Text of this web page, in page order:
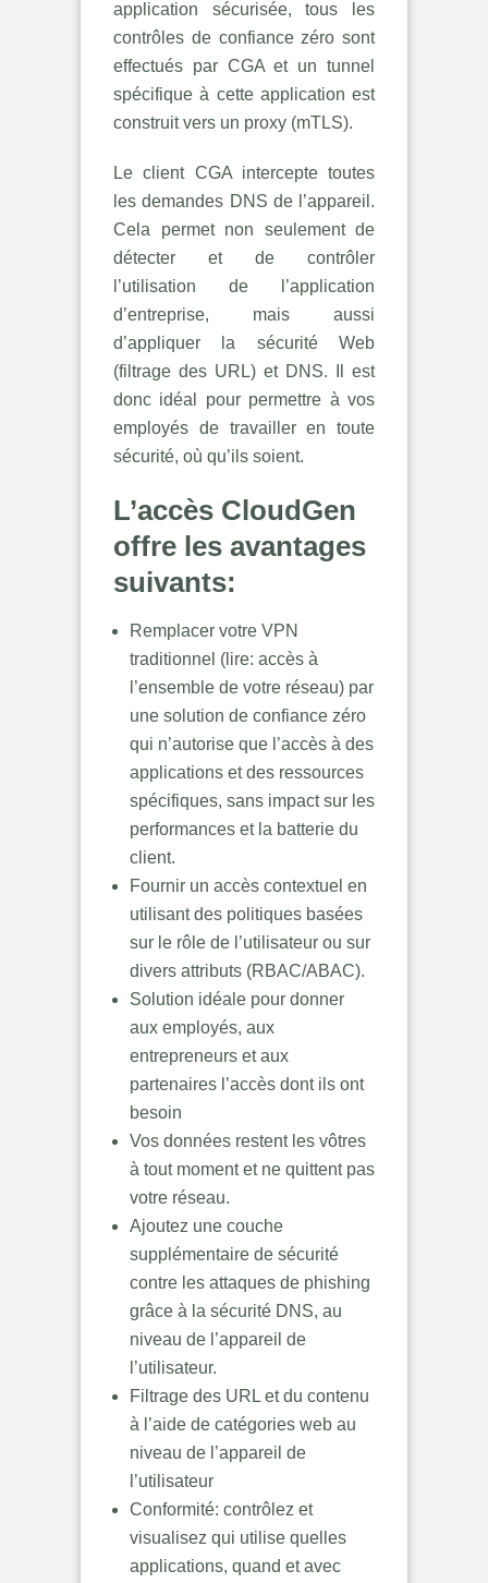
application sécurisée, tous les
contrôles de confiance zéro sont
effectués par CGA et un tunnel
spécifique à cette application est
construit vers un proxy (mTLS).
Le client CGA intercepte toutes
les demandes DNS de l’appareil.
Cela permet non seulement de
détecter et de contrôler
l’utilisation de l’application
d’entreprise, mais aussi
d’appliquer la sécurité Web
(filtrage des URL) et DNS. Il est
donc idéal pour permettre à vos
employés de travailler en toute
sécurité, où qu’ils soient.
L’accès CloudGen
offre les avantages
suivants:
Remplacer votre VPN
traditionnel (lire: accès à
l’ensemble de votre réseau) par
une solution de confiance zéro
qui n’autorise que l’accès à des
applications et des ressources
spécifiques, sans impact sur les
performances et la batterie du
client.
Fournir un accès contextuel en
utilisant des politiques basées
sur le rôle de l’utilisateur ou sur
divers attributs (RBAC/ABAC).
Solution idéale pour donner
aux employés, aux
entrepreneurs et aux
partenaires l’accès dont ils ont
besoin
Vos données restent les vôtres
à tout moment et ne quittent pas
votre réseau.
Ajoutez une couche
supplémentaire de sécurité
contre les attaques de phishing
grâce à la sécurité DNS, au
niveau de l’appareil de
l’utilisateur.
Filtrage des URL et du contenu
à l’aide de catégories web au
niveau de l’appareil de
l’utilisateur
Conformité: contrôlez et
visualisez qui utilise quelles
applications, quand et avec